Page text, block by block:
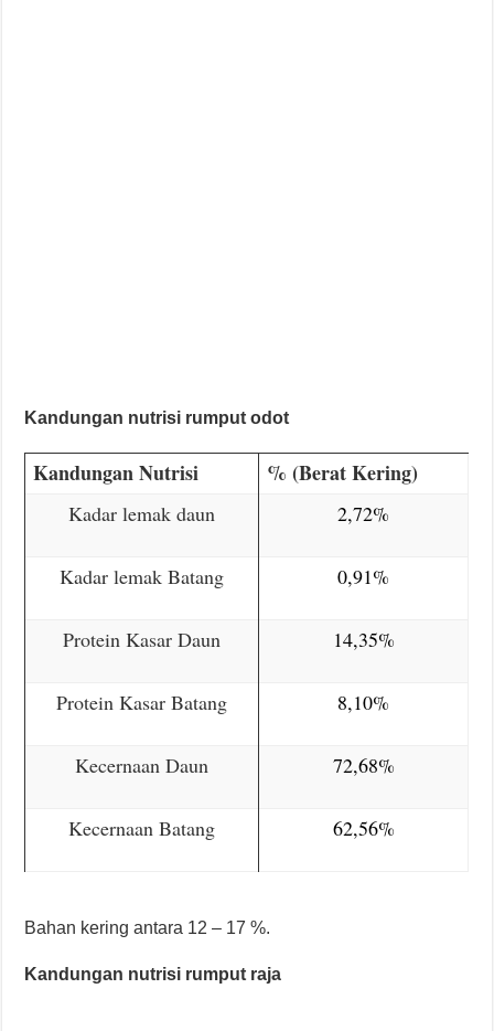
Kandungan nutrisi rumput odot
Kandungan Nutrisi % (Berat Kering)
Kadar lemak daun 2,72%
Kadar lemak Batang 0,91%
Protein Kasar Daun 14,35%
Protein Kasar Batang 8,10%
Kecernaan Daun 72,68%
Kecernaan Batang 62,56%
Bahan kering antara 12 – 17 %.
Kandungan nutrisi rumput raja